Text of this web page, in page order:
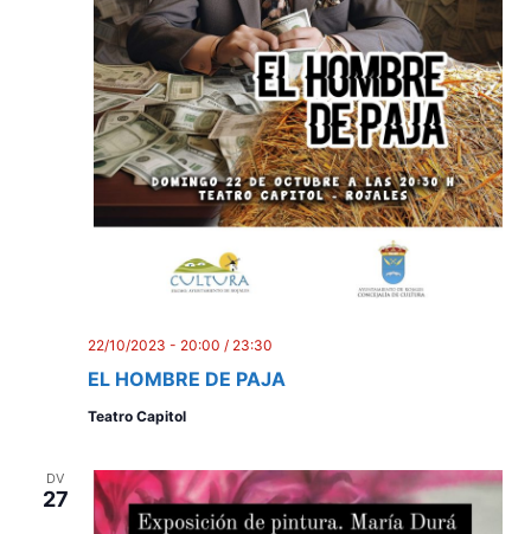
EL HOMBRE DE PAJA
22/10/2023 - 20:00 / 23:30
Teatro Capitol
DV
27